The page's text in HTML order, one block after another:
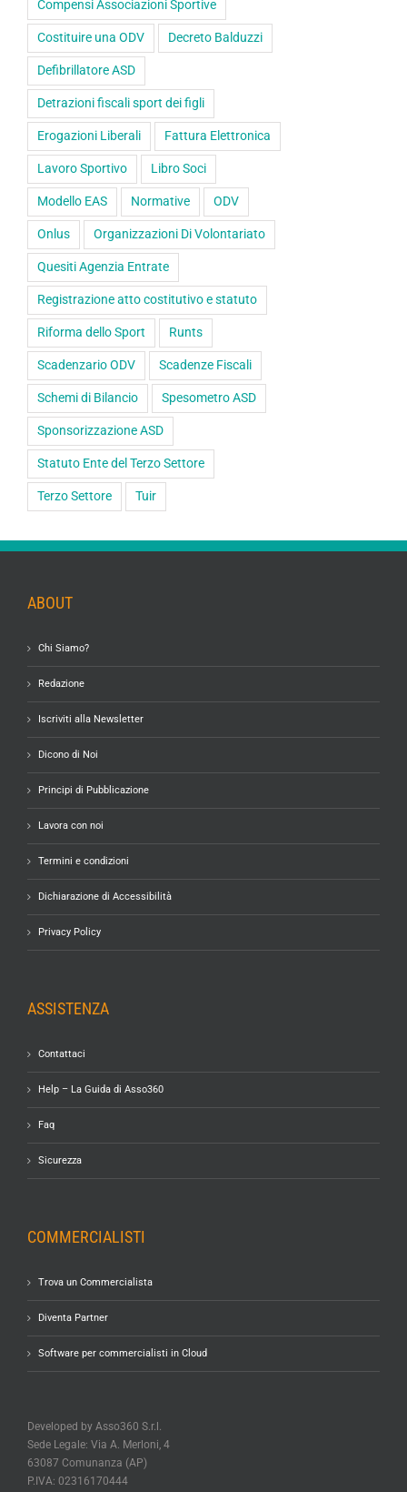
Compensi Associazioni Sportive
Costituire una ODV Decreto Balduzzi
Defibrillatore ASD
Detrazioni fiscali sport dei figli
Erogazioni Liberali Fattura Elettronica
Lavoro Sportivo Libro Soci
Modello EAS Normative ODV
Onlus Organizzazioni Di Volontariato
Quesiti Agenzia Entrate
Registrazione atto costitutivo e statuto
Riforma dello Sport Runts
Scadenzario ODV Scadenze Fiscali
Schemi di Bilancio Spesometro ASD
Sponsorizzazione ASD
Statuto Ente del Terzo Settore
Terzo Settore Tuir
ABOUT
Chi Siamo?
Redazione
Iscriviti alla Newsletter
Dicono di Noi
Principi di Pubblicazione
Lavora con noi
Termini e condizioni
Dichiarazione di Accessibilità
Privacy Policy
ASSISTENZA
Contattaci
Help – La Guida di Asso360
Faq
Sicurezza
COMMERCIALISTI
Trova un Commercialista
Diventa Partner
Software per commercialisti in Cloud
Developed by Asso360 S.r.l.
Sede Legale: Via A. Merloni, 4
63087 Comunanza (AP)
P.IVA: 02316170444